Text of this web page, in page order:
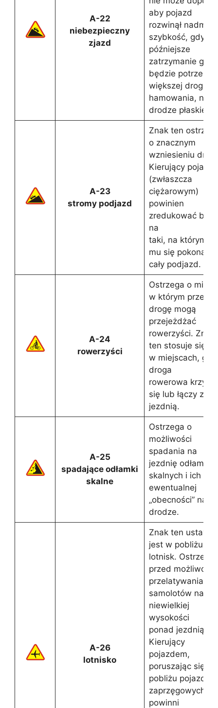
A-22
niebezpieczny
zjazd
aby pojazd
rozwinął
szybkość, gdyż
późniejsze
zatrzymanie go
będzie potrzeba
większej drogi
hamowania, niż
drodze płaskiej.
A-23
stromy podjazd
Znak ten
o znacznym
wzniesieniu
Kierujący
(zwłaszcza
ciężarowym)
powinien
zredukować bieg
na
taki, na którym
mu się pokonać
cały podjazd.
A-24
rowerzyści
Ostrzega o
w którym przez
drogę mogą
przejeżdżać
rowerzyści. Znak
ten stosuje się
w miejscach,
droga
rowerowa
się lub łączy z
jezdnią.
A-25
spadające odłamki
skalne
Ostrzega o
możliwości
spadania na
jezdnię
skalnych i ich
ewentualnej
„obecności” na
drodze.
A-26
lotnisko
Znak ten
jest w pobliżu
lotnisk. Ostrzega
przed
przelatywania
samolotów na
niewielkiej
wysokości
ponad jezdnią.
Kierujący
pojazdem,
poruszając się w
pobliżu pojazdów
zaprzęgowych
powinni